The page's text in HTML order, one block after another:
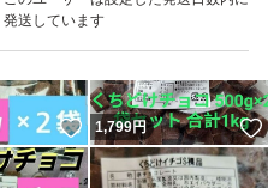
発送しています
いいね！
1,799円